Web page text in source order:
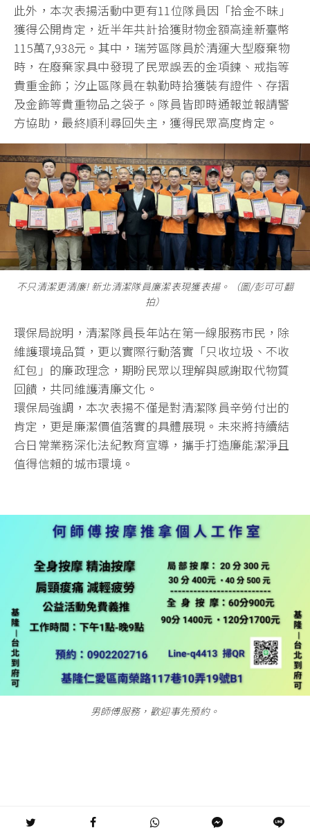
此外，本次表揚活動中更有11位隊員因「拾金不昧」
獲得公開肯定，近半年共計拾獲財物金額高達新臺幣
115萬7,938元。其中，瑞芳區隊員於清運大型廢棄物
時，在廢棄家具中發現了民眾誤丟的金項鍊、戒指等
貴重金飾；汐止區隊員在執勤時拾獲裝有證件、存摺
及金飾等貴重物品之袋子。隊員皆即時通報並報請警
方協助，最終順利尋回失主，獲得民眾高度肯定。
不只清潔更清廉! 新北清潔隊員廉潔表現獲表揚。（圖/彭可可翻
拍）
環保局說明，清潔隊員長年站在第一線服務市民，除
維護環境品質，更以實際行動落實「只收垃圾、不收
紅包」的廉政理念，期盼民眾以理解與感謝取代物質
回饋，共同維護清廉文化。
環保局強調，本次表揚不僅是對清潔隊員辛勞付出的
肯定，更是廉潔價值落實的具體展現。未來將持續結
合日常業務深化法紀教育宣導，攜手打造廉能潔淨且
值得信賴的城市環境。
男師傅服務，歡迎事先預約。